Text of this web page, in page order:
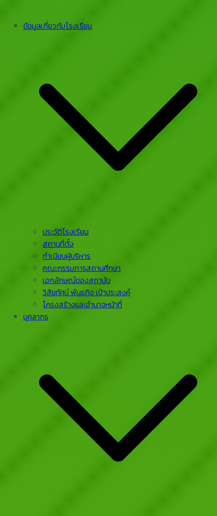
ข้อมูลเกี่ยวกับโรงเรียน
ประวัติโรงเรียน
สถานที่ตั้ง
ทำเนียบผู้บริหาร
คณะกรรมการสถานศึกษา
เอกลักษณ์ของสถาบัน
วิสัยทัศน์ พันธกิจ เป้าประสงค์
โครงสร้างและอำนาจหน้าที่
บุคลากร